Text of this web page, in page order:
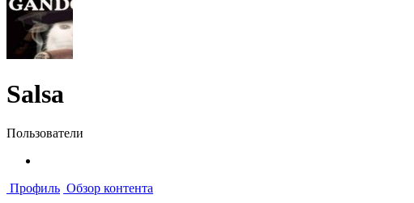
Salsa
Пользователи
Профиль Обзор контента